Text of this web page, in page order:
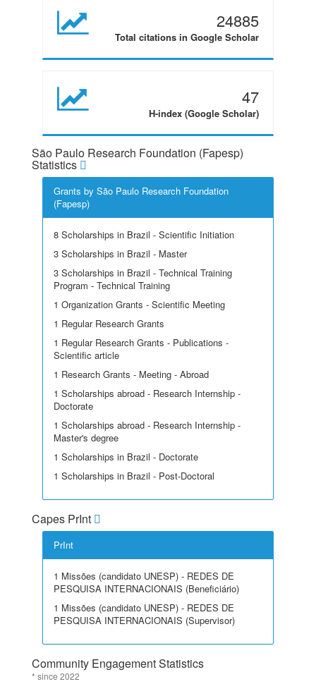
24885
Total citations in Google Scholar
47
H-index (Google Scholar)
São Paulo Research Foundation (Fapesp)
Statistics
Grants by São Paulo Research Foundation
(Fapesp)
8 Scholarships in Brazil - Scientific Initiation
3 Scholarships in Brazil - Master
3 Scholarships in Brazil - Technical Training
Program - Technical Training
1 Organization Grants - Scientific Meeting
1 Regular Research Grants
1 Regular Research Grants - Publications -
Scientific article
1 Research Grants - Meeting - Abroad
1 Scholarships abroad - Research Internship -
Doctorate
1 Scholarships abroad - Research Internship -
Master's degree
1 Scholarships in Brazil - Doctorate
1 Scholarships in Brazil - Post-Doctoral
Capes PrInt
PrInt
1 Missões (candidato UNESP) - REDES DE
PESQUISA INTERNACIONAIS (Beneficiário)
1 Missões (candidato UNESP) - REDES DE
PESQUISA INTERNACIONAIS (Supervisor)
Community Engagement Statistics
* since 2022